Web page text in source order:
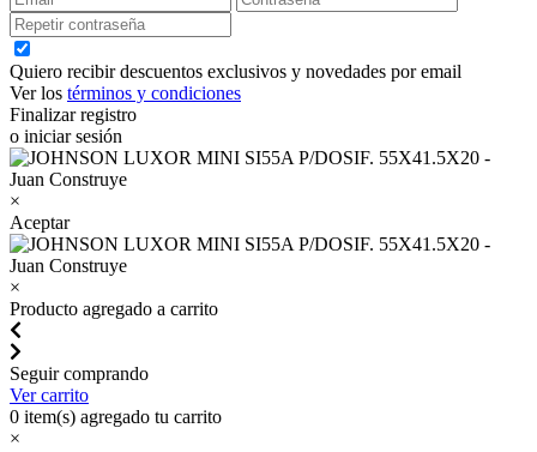
Quiero recibir descuentos exclusivos y novedades por email
Ver los términos y condiciones
Finalizar registro
o iniciar sesión
×
Aceptar
×
Producto agregado a carrito
Seguir comprando
Ver carrito
0 item(s) agregado tu carrito
×